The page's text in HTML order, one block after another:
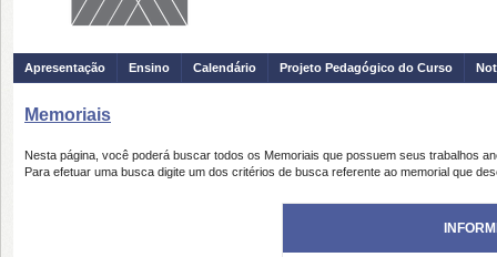
Apresentação Ensino Calendário Projeto Pedagógico do Curso
Memoriais
Nesta página, você poderá buscar todos os Memoriais que possuem seus trabalhos
Para efetuar uma busca digite um dos critérios de busca referente ao memorial que